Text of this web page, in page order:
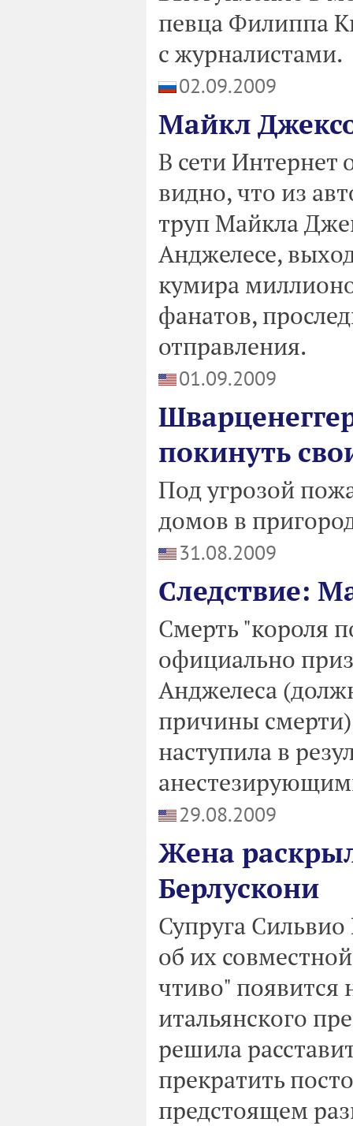
певца Филиппа
с журналистами.
02.09.2009
Майкл
В сети Интернет
видно, что из
труп Майкла
Анджелесе,
кумира
фанатов,
отправления.
01.09.2009
покинуть
Под угрозой
домов в
31.08.2009
Следствие:
Смерть "короля
официально
Анджелеса
причины
наступила в
29.08.2009
Жена
Берлускони
Супруга Сильвио
об их
чтиво" появится
итальянского
решила
прекратить
предстоящем